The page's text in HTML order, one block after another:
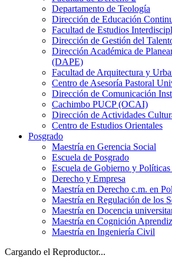
Departamento de Teología
Dirección de Educación
Facultad de Estudios
Dirección de Gestión del
Dirección Académica de
(DAPE)
Facultad de Arquitectura y
Centro de Asesoría Pastoral
Dirección de Comunicación
Cachimbo PUCP (OCAI)
Dirección de Actividades
Centro de Estudios Orientales
Posgrado
Maestría en Gerencia Social
Escuela de Posgrado
Escuela de Gobierno y
Derecho y Empresa
Maestría en Derecho c.m. en
Maestría en Regulación de los
Maestría en Docencia
Maestría en Cognición
Maestría en Ingeniería Civil
Cargando el Reproductor...